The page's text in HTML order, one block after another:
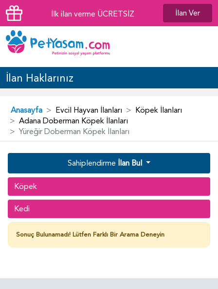
İlk ilan verme ÜCRETSİZ İlan Ver
İlan Haklarınız
Anasayfa Evcil Hayvan İlanları
Köpek İlanları
Adana Doberman Köpek İlanları
Yüreğir Doberman Köpek İlanları
Sahiplendirme İlan Bul
Köpek
Kedi
Sonuç Bulunamadı! Lütfen Farklı Bir Arama Deneyin